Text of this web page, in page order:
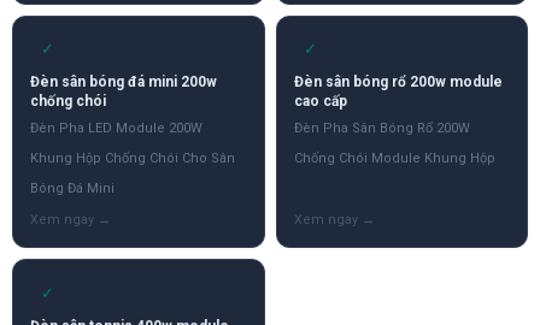
✓
Đèn sân bóng đá mini 200w
chống chói
Đèn Pha LED Module 200W
Khung Hộp Chống Chói Cho Sân
Bóng Đá Mini
✓
Đèn sân bóng rổ 200w module
cao cấp
Đèn Pha Sân Bóng Rổ 200W
Chống Chói Module Khung Hộp
✓